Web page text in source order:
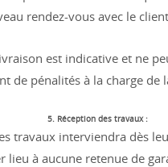
rendez-vous avec le
est indicative et ne
de pénalités à la charge de
5. Réception des travaux :
travaux interviendra dès
lieu à aucune retenue de